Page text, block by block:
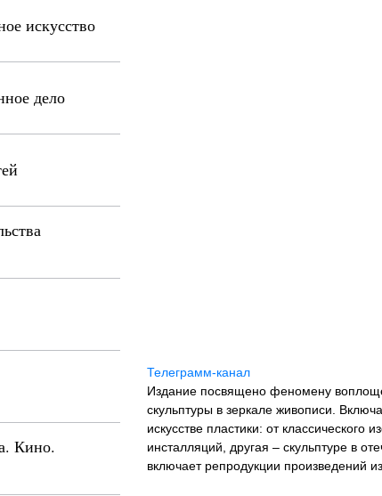
искусство
дело
Кино.
Телеграмм-канал
Издание посвящено феномену
скульптуры в зеркале живописи.
искусстве пластики: от
инсталляций, другая – скульптуре в
включает репродукции произведений